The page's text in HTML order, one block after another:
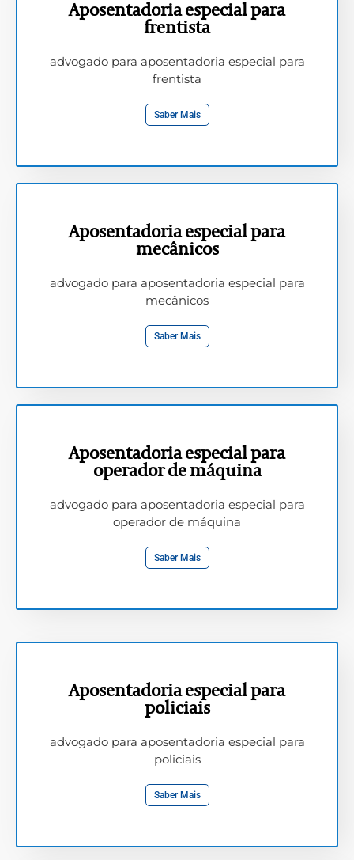
Aposentadoria especial para
frentista
advogado para aposentadoria especial para
frentista
Saber Mais
Aposentadoria especial para
mecânicos
advogado para aposentadoria especial para
mecânicos
Saber Mais
Aposentadoria especial para
operador de máquina
advogado para aposentadoria especial para
operador de máquina
Saber Mais
Aposentadoria especial para
policiais
advogado para aposentadoria especial para
policiais
Saber Mais